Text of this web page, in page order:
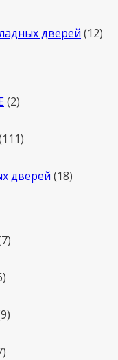
дверей 1212
22
111111
дверей 1818
77
6
99
7